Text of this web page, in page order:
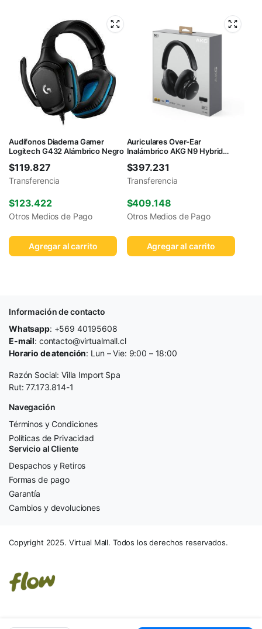
Audífonos Diadema Gamer
Logitech G432 Alámbrico Negro
$119.827
Transferencia
$123.422
Otros Medios de Pago
Agregar al carrito
Auriculares Over-Ear
Inalámbrico AKG N9 Hybrid
$397.231
Transferencia
$409.148
Otros Medios de Pago
Agregar al carrito
Información de contacto
Whatsapp: +569 40195608
E-mail: contacto@virtualmall.cl
Horario de atención: Lun – Vie: 9:00 – 18:00
Razón Social: Villa Import Spa
Rut: 77.173.814-1
Navegación
Términos y Condiciones
Políticas de Privacidad
Servicio al Cliente
Despachos y Retiros
Formas de pago
Garantía
Cambios y devoluciones
Copyright 2025. Virtual Mall. Todos los derechos reservados.